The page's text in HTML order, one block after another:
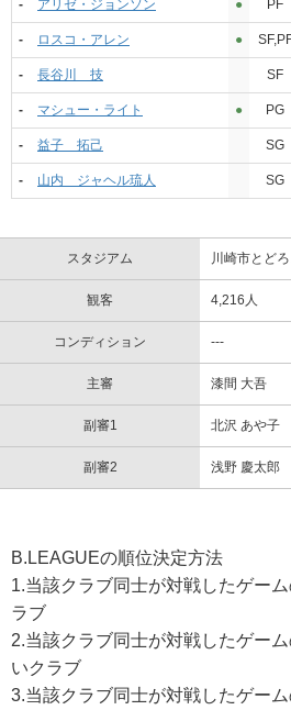
- アリゼ・ジョンソン ●︎ PF
- ロスコ・アレン ●︎
- 長谷川 技 SF
- マシュー・ライト ●︎ PG
- 益子 拓己 SG
- 山内 ジャヘル琉人 SG
スタジアム 川崎市とど
観客 4,216人
コンディション ---
主審 漆間 大吾
副審1 北沢 あや子
副審2 浅野 慶太郎
B.LEAGUEの順位決定方法
1.当該クラブ同士が対戦したゲー
ラブ
2.当該クラブ同士が対戦したゲー
いクラブ
3.当該クラブ同士が対戦したゲー